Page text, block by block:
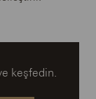
keşfedin.